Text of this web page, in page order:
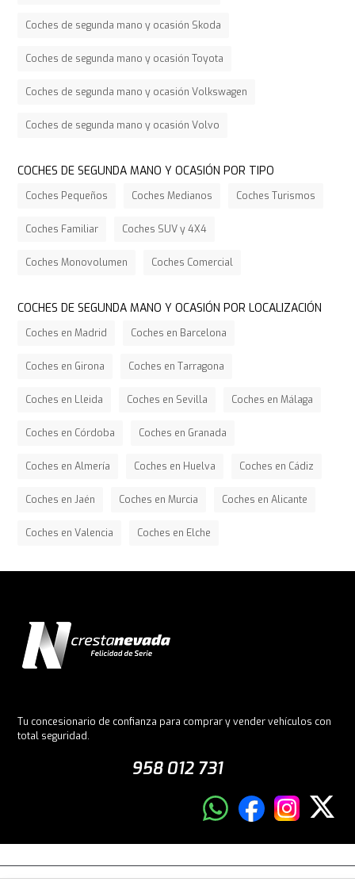
Coches de segunda mano y ocasión Skoda
Coches de segunda mano y ocasión Toyota
Coches de segunda mano y ocasión Volkswagen
Coches de segunda mano y ocasión Volvo
COCHES DE SEGUNDA MANO Y OCASIÓN POR TIPO
Coches Pequeños Coches Medianos Coches Turismos
Coches Familiar Coches SUV y 4X4
Coches Monovolumen Coches Comercial
COCHES DE SEGUNDA MANO Y OCASIÓN POR LOCALIZACIÓN
Coches en Madrid Coches en Barcelona
Coches en Girona Coches en Tarragona
Coches en Lleida Coches en Sevilla Coches en Málaga
Coches en Córdoba Coches en Granada
Coches en Almería Coches en Huelva Coches en Cádiz
Coches en Jaén Coches en Murcia Coches en Alicante
Coches en Valencia Coches en Elche
Tu concesionario de confianza para comprar y vender vehículos con
total seguridad.
958 012 731